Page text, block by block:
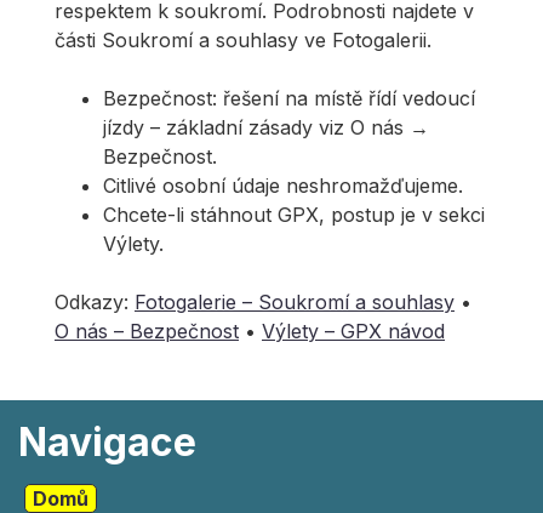
respektem k soukromí. Podrobnosti najdete v
části Soukromí a souhlasy ve Fotogalerii.
Bezpečnost: řešení na místě řídí vedoucí
jízdy – základní zásady viz O nás →
Bezpečnost.
Citlivé osobní údaje neshromažďujeme.
Chcete-li stáhnout GPX, postup je v sekci
Výlety.
Odkazy: Fotogalerie – Soukromí a souhlasy •
O nás – Bezpečnost • Výlety – GPX návod
Navigace
Domů